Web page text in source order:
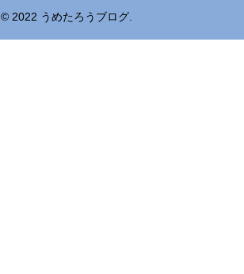
© 2022 うめたろうブログ.